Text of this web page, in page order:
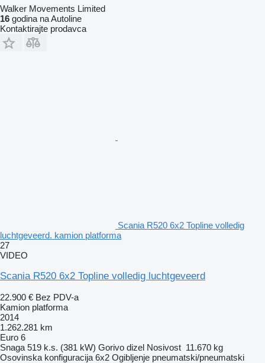
Walker Movements Limited
16 godina na Autoline
Kontaktirajte prodavca
Scania R520 6x2 Topline volledig
luchtgeveerd. kamion platforma
27
VIDEO
Scania R520 6x2 Topline volledig luchtgeveerd
22.900 € Bez PDV-a
Kamion platforma
2014
1.262.281 km
Euro 6
Snaga 519 k.s. (381 kW) Gorivo dizel Nosivost 11.670 kg
Osovinska konfiguracija 6x2 Ogibljenje pneumatski/pneumatski